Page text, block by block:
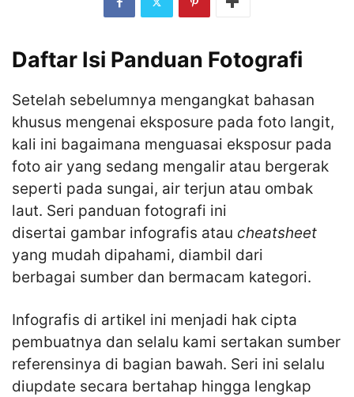
Daftar Isi Panduan Fotografi
Setelah sebelumnya mengangkat bahasan
khusus mengenai eksposure pada foto langit,
kali ini bagaimana menguasai eksposur pada
foto air yang sedang mengalir atau bergerak
seperti pada sungai, air terjun atau ombak
laut. Seri panduan fotografi ini
disertai gambar infografis atau cheatsheet
yang mudah dipahami, diambil dari
berbagai sumber dan bermacam kategori.
Infografis di artikel ini menjadi hak cipta
pembuatnya dan selalu kami sertakan sumber
referensinya di bagian bawah. Seri ini selalu
diupdate secara bertahap hingga lengkap